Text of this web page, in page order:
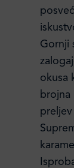
Gornji
okusa
brojna